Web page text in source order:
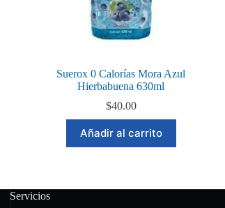
Suerox 0 Calorías Mora Azul
Hierbabuena 630ml
$40.00
Añadir al carrito
Servicios